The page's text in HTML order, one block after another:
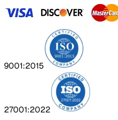
9001:2015
27001:2022